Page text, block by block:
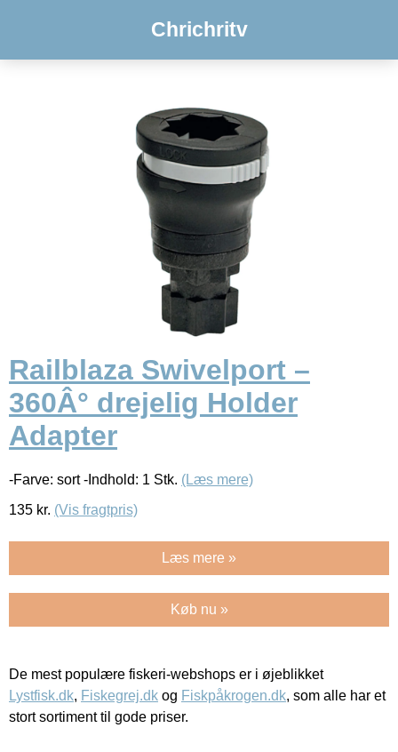
Chrichritv
Railblaza Swivelport –
360Â° drejelig Holder
Adapter
-Farve: sort -Indhold: 1 Stk. (Læs mere)
135 kr. (Vis fragtpris)
Læs mere »
Køb nu »
De mest populære fiskeri-webshops er i øjeblikket
Lystfisk.dk, Fiskegrej.dk og Fiskpåkrogen.dk, som alle har et
stort sortiment til gode priser.